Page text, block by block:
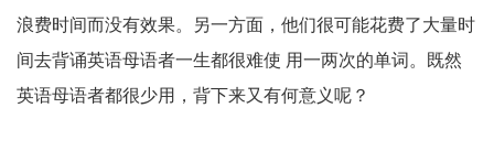
浪费时间而没有效果。另一方面，他们很可能花费了大量时
间去背诵英语母语者一生都很难使 用一两次的单词。既然
英语母语者都很少用，背下来又有何意义呢？